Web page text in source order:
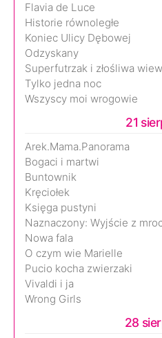
Flavia de Luce
Historie równoległe
Koniec Ulicy Dębowej
Odzyskany
Superfutrzak i złośliwa
Tylko jedna noc
Wszyscy moi wrogowie
21
Arek.Mama.Panorama
Bogaci i martwi
Buntownik
Kręciołek
Księga pustyni
Naznaczony: Wyjście z
Nowa fala
O czym wie Marielle
Pucio kocha zwierzaki
Vivaldi i ja
Wrong Girls
28